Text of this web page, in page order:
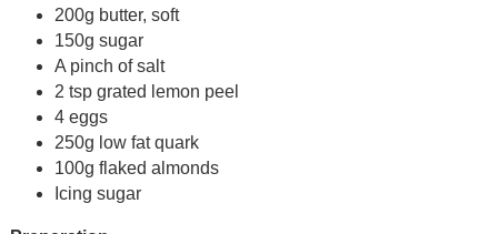
200g butter, soft
150g sugar
A pinch of salt
2 tsp grated lemon peel
4 eggs
250g low fat quark
100g flaked almonds
Icing sugar